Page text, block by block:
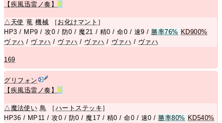
【疾風迅雷ノ奏】
R
△ 天使 竜 機械 ［ お化けマント ］
HP3 / MP9 / 攻0 / 防0 / 魔21 / 精0 / 命0 / 速9 / 勝率76% KD900%
ヴァハ / ヴァハ / ヴァハ / ヴァハ / ヴァハ / ヴァハ
169
グリフォン
【疾風迅雷ノ奏】
R
△ 魔法使い 鳥 ［ ハートステッキ ］
HP36 / MP11 / 攻0 / 防0 / 魔17 / 精0 / 命0 / 速0 / 勝率80% KD540%